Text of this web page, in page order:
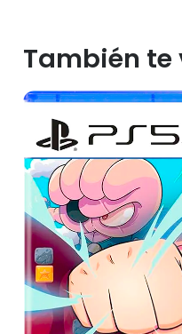
También